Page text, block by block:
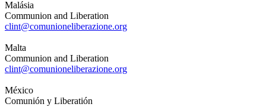
Malásia
Communion and Liberation
clint@comunioneliberazione.org
Malta
Communion and Liberation
clint@comunioneliberazione.org
México
Comunión y Liberatión